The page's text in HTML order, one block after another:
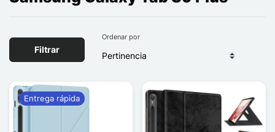
Filtrar
Ordenar por
Entrega rápida